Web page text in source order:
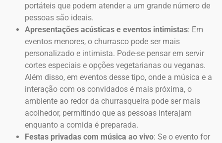
portáteis que podem atender a um grande número de
pessoas são ideais.
Apresentações acústicas e eventos intimistas: Em
eventos menores, o churrasco pode ser mais
personalizado e intimista. Pode-se pensar em servir
cortes especiais e opções vegetarianas ou veganas.
Além disso, em eventos desse tipo, onde a música e a
interação com os convidados é mais próxima, o
ambiente ao redor da churrasqueira pode ser mais
acolhedor, permitindo que as pessoas interajam
enquanto a comida é preparada.
Festas privadas com música ao vivo: Se o evento for